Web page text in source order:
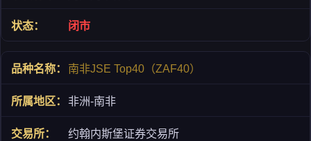
闭市
南非JSE Top40（ZAF40）
非洲-南非
约翰内斯堡证券交易所